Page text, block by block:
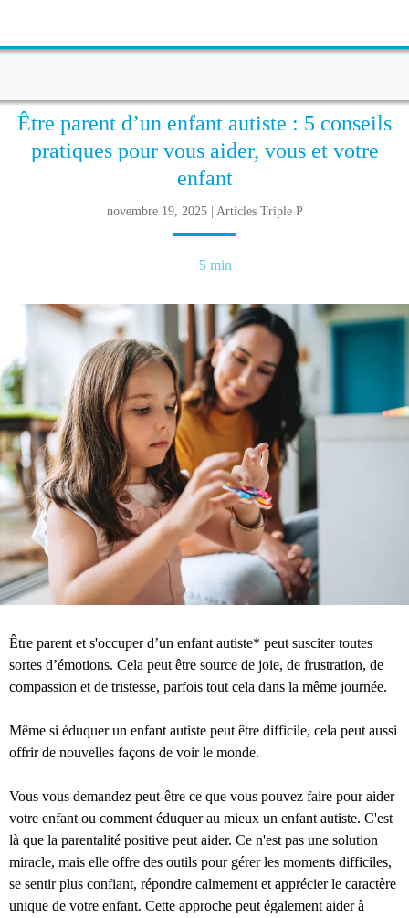
Être parent d’un enfant autiste : 5 conseils
pratiques pour vous aider, vous et votre
enfant
novembre 19, 2025 | Articles Triple P
5 min
Être parent et s'occuper d’un enfant autiste* peut susciter toutes
sortes d’émotions. Cela peut être source de joie, de frustration, de
compassion et de tristesse, parfois tout cela dans la même journée.
Même si éduquer un enfant autiste peut être difficile, cela peut aussi
offrir de nouvelles façons de voir le monde.
Vous vous demandez peut-être ce que vous pouvez faire pour aider
votre enfant ou comment éduquer au mieux un enfant autiste. C'est
là que la parentalité positive peut aider. Ce n'est pas une solution
miracle, mais elle offre des outils pour gérer les moments difficiles,
se sentir plus confiant, répondre calmement et apprécier le caractère
unique de votre enfant. Cette approche peut également aider à